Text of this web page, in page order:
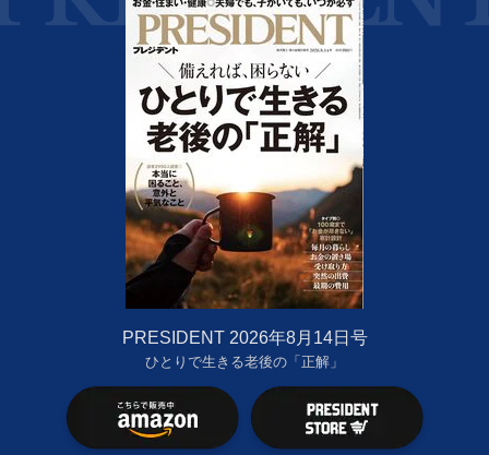
PRESIDENT 2026年8月14日号
ひとりで生きる老後の「正解」